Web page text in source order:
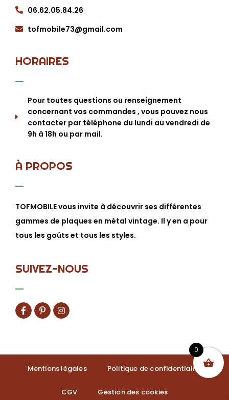
06.62.05.84.26
tofmobile73@gmail.com
HORAIRES
Pour toutes questions ou renseignement
concernant vos commandes , vous pouvez nous
contacter par téléphone du lundi au vendredi de
9h à 18h ou par mail.
À PROPOS
TOFMOBILE vous invite à découvrir ses différentes
gammes de plaques en métal vintage. Il y en a pour
tous les goûts et tous les styles.
SUIVEZ-NOUS
Mentions légales Politique de confidentialité
CGV Gestion des cookies
0